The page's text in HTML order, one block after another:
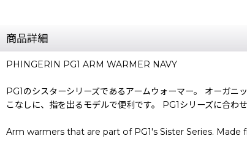
商品詳細
PHINGERIN PG1 ARM WARMER NAVY
PG1のシスターシリーズであるアームウォーマー。 オーガ
こなしに、指を出るモデルで便利です。 PG1シリーズに合わ
Arm warmers that are part of PG1's Sister Series.